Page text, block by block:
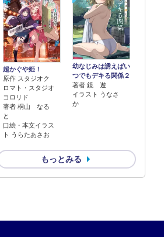
超かぐや姫！
原作 スタジオク
ロマト・スタジオ
コロリド
著者 桐山 なる
と
口絵・本文イラス
ト うらたあさお
幼なじみは誘えばい
つでもデキる関係２
著者 鏡 遊
イラスト うなさ
か
もっとみる